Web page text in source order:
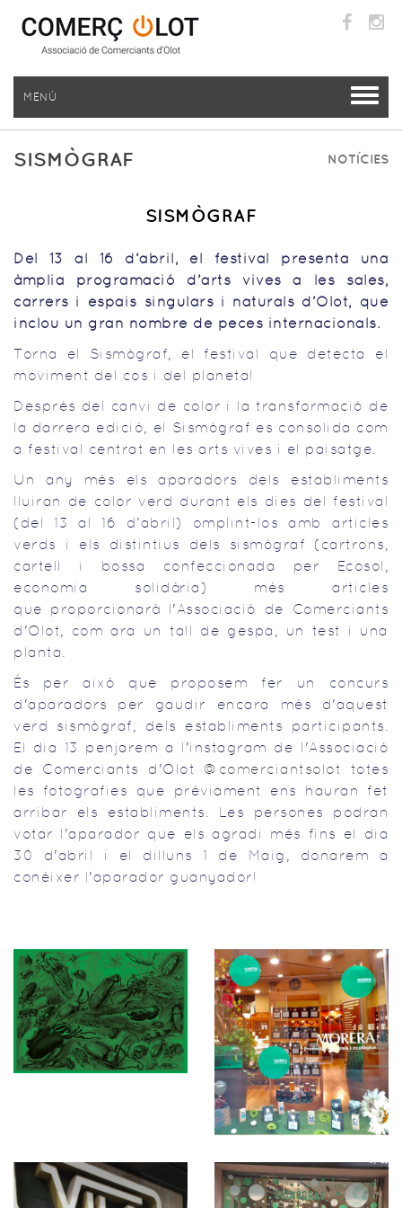
MENÚ
NOTÍCIES
SISMÒGRAF
SISMÒGRAF
Del 13 al 16 d’abril, el festival presenta una
àmplia programació d’arts vives a les sales,
carrers i espais singulars i naturals d’Olot, que
inclou un gran nombre de peces internacionals.
Torna el Sismògraf, el festival que detecta el
moviment del cos i del planeta!
Després del canvi de color i la transformació de
la darrera edició, el Sismògraf es consolida com
a festival centrat en les arts vives i el paisatge.
Un any més els aparadors dels establiments
lluiran de color verd durant els dies del festival
(del 13 al 16 d’abril) omplint-los amb articles
verds i els distintius dels sismògraf (cartrons,
cartell i bossa confeccionada per Ecosol,
economia solidària) més articles
que proporcionarà l'Associació de Comerciants
d'Olot, com ara un tall de gespa, un test i una
planta.
És per això que proposem fer un concurs
d'aparadors per gaudir encara més d'aquest
verd sismògraf, dels establiments participants.
El dia 13 penjarem a l'instagram de l'Associació
de Comerciants d'Olot@comerciantsolot
totes
les fotografies que prèviament ens hauran fet
arribar els establiments. Les persones podran
votar l'aparador que els agradi més fins el dia
30 d'abril i el dilluns 1 de Maig, donarem a
conèixer l'aparador guanyador!